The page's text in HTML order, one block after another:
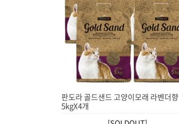
판도라 골드샌드 고양이모래 라벤더향
5kgX4개